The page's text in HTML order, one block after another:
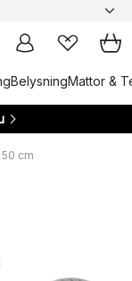
BelysningMattor &
cm